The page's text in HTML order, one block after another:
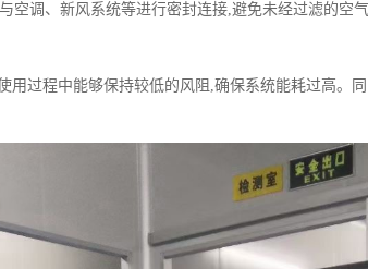
空调、新风系统等进行密封连接,避免未经过滤的空
用过程中能够保持较低的风阻,确保系统能耗过高。